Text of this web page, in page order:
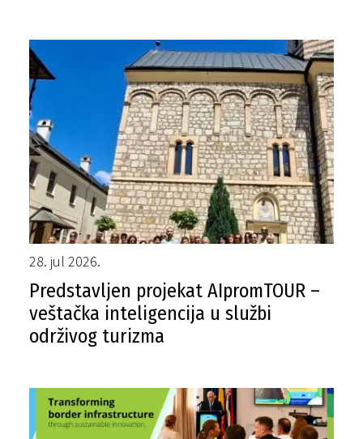
28. jul 2026.
Predstavljen projekat AIpromTOUR –
veštačka inteligencija u službi
održivog turizma